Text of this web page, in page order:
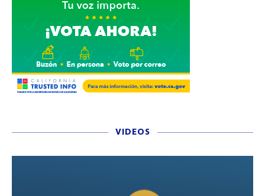
VIDEOS